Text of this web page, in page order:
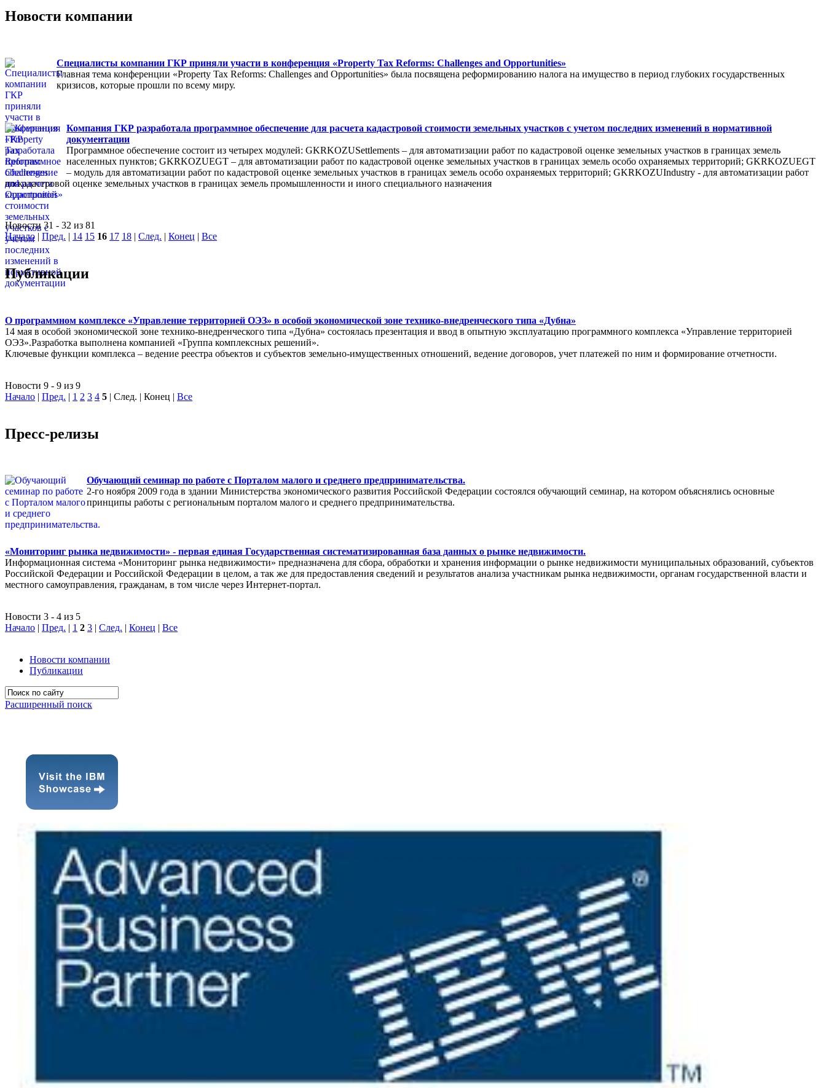
Новости компании
Специалисты компании ГКР приняли участи в конференция «Property Tax Reforms: Challenges and Opportunities»
Главная тема конференции «Property Tax Reforms: Challenges and Opportunities» была посвящена реформированию налога на имущество в период глубоких государственных
кризисов, которые прошли по всему миру.
Компания ГКР разработала программное обеспечение для расчета кадастровой стоимости земельных участков с учетом последних изменений в нормативной
документации
Программное обеспечение состоит из четырех модулей: GKRKOZUSettlements – для автоматизации работ по кадастровой оценке земельных участков в границах земель
населенных пунктов; GKRKOZUEGT – для автоматизации работ по кадастровой оценке земельных участков в границах земель особо охраняемых территорий; GKRKOZUEGT
– модуль для автоматизации работ по кадастровой оценке земельных участков в границах земель особо охраняемых территорий; GKRKOZUIndustry - для автоматизации работ
по кадастровой оценке земельных участков в границах земель промышленности и иного специального назначения
Новости 31 - 32 из 81
Начало | Пред. | 14 15 16 17 18 | След. | Конец | Все
Публикации
О программном комплексе «Управление территорией ОЭЗ» в особой экономической зоне технико-внедренческого типа «Дубна»
14 мая в особой экономической зоне технико-внедренческого типа «Дубна» состоялась презентация и ввод в опытную эксплуатацию программного комплекса «Управление территорией
ОЭЗ».Разработка выполнена компанией «Группа комплексных решений».
Ключевые функции комплекса – ведение реестра объектов и субъектов земельно-имущественных отношений, ведение договоров, учет платежей по ним и формирование отчетности.
Новости 9 - 9 из 9
Начало | Пред. | 1 2 3 4 5 | След. | Конец | Все
Пресс-релизы
Обучающий семинар по работе с Порталом малого и среднего предпринимательства.
2-го ноября 2009 года в здании Министерства экономического развития Российской Федерации состоялся обучающий семинар, на котором объяснялись основные
принципы работы с региональным порталом малого и среднего предпринимательства.
«Мониторинг рынка недвижимости» - первая единая Государственная систематизированная база данных о рынке недвижимости.
Информационная система «Мониторинг рынка недвижимости» предназначена для сбора, обработки и хранения информации о рынке недвижимости муниципальных образований, субъектов
Российской Федерации и Российской Федерации в целом, а так же для предоставления сведений и результатов анализа участникам рынка недвижимости, органам государственной власти и
местного самоуправления, гражданам, в том числе через Интернет-портал.
Новости 3 - 4 из 5
Начало | Пред. | 1 2 3 | След. | Конец | Все
Новости компании
Публикации
Расширенный поиск